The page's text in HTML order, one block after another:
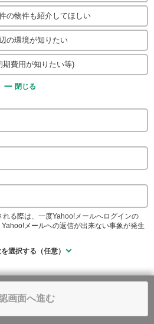
の物件も紹介してほしい
の環境が知りたい
期費用が知りたい等)
閉じる
る際は、一度Yahoo!メールへログインの
メールへの返信が出来ない事象が発生
選択する（任意）
画面へ進む